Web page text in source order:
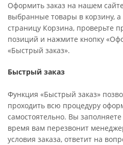
Оформить заказ на нашем
выбранные товары в корзину,
страницу Корзина, проверьте
позиций и нажмите кнопку
«Быстрый заказ».
Быстрый заказ
Функция «Быстрый заказ»
проходить всю процедуру
самостоятельно. Вы
время вам перезвонит
условия заказа, ответит на